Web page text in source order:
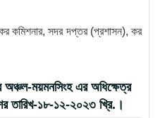
কমিশনার, সদর দপ্তর (প্রশাসন), কর
অঞ্চল-ময়মনসিংহ এর অধিক্ষেত্র
তারিখ-১৮-১২-২০২৩ খ্রি.।